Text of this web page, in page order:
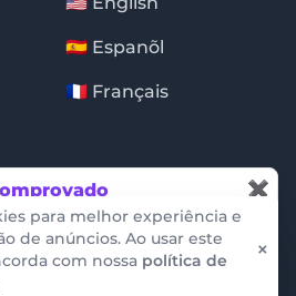
são garantidas pela
empresa ProveSource. Não
criar ou alterar os dados.
✖
para melhor experiência e
de anúncios. Ao usar este
com nossa política de
×
🇪🇸 Espanõl
🇫🇷 Français
- 2026 · Seguidores.com.br